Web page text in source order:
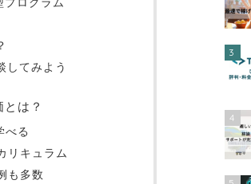
プログラム
してみよう
は？
べる
リキュラム
も多数
3
4